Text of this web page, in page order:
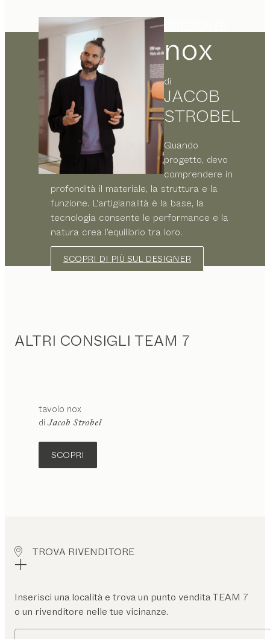
nox
di
JACOB
STROBEL
Quando
progetto, devo
comprendere in
profondità il materiale, la struttura e la
funzione. L'artigianalità è la base, la
tecnologia consente le performance e la
natura crea l'equilibrio tra loro.
SCOPRI DI PIÙ SUL DESIGNER
ALTRI CONSIGLI TEAM 7
tavolo nox
di Jacob Strobel
SCOPRI
TROVA RIVENDITORE
Inserisci una località e trova un punto vendita TEAM 7
o un rivenditore nelle tue vicinanze.